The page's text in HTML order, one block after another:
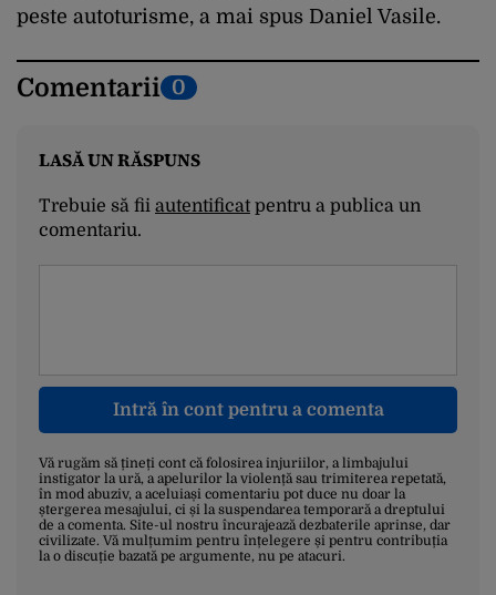
peste autoturisme, a mai spus Daniel Vasile.
Comentarii 0
LASĂ UN RĂSPUNS
Trebuie să fii autentificatpentru a publica un
comentariu.
Intră în cont pentru a comenta
Vă rugăm să țineți cont că folosirea injuriilor, a limbajului
instigator la ură, a apelurilor la violență sau trimiterea repetată,
în mod abuziv, a aceluiași comentariu pot duce nu doar la
ștergerea mesajului, ci și la suspendarea temporară a dreptului
de a comenta. Site-ul nostru încurajează dezbaterile aprinse, dar
civilizate. Vă mulțumim pentru înțelegere și pentru contribuția
la o discuție bazată pe argumente, nu pe atacuri.